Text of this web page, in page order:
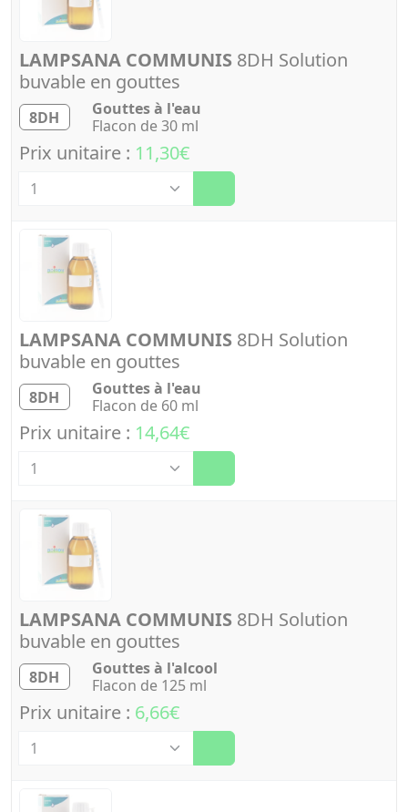
LAMPSANA COMMUNIS 8DH Solution
buvable en gouttes
8DH
Gouttes à l'eau
Flacon de 30 ml
Prix unitaire : 11,30€
LAMPSANA COMMUNIS 8DH Solution
buvable en gouttes
8DH
Gouttes à l'eau
Flacon de 60 ml
Prix unitaire : 14,64€
LAMPSANA COMMUNIS 8DH Solution
buvable en gouttes
8DH
Gouttes à l'alcool
Flacon de 125 ml
Prix unitaire : 6,66€